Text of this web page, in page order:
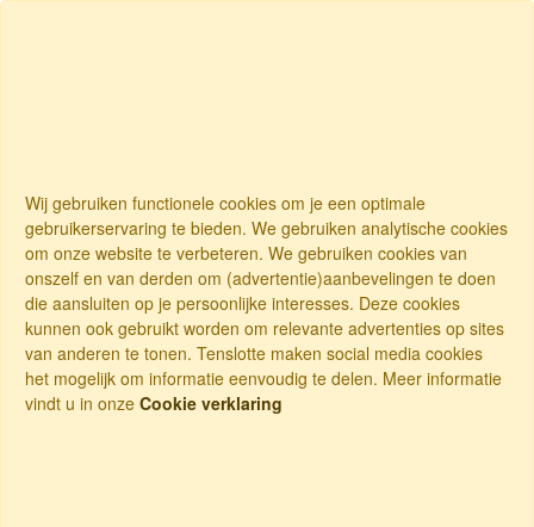
Wij gebruiken functionele cookies om je een optimale
gebruikerservaring te bieden. We gebruiken analytische cookies
om onze website te verbeteren. We gebruiken cookies van
onszelf en van derden om (advertentie)aanbevelingen te doen
die aansluiten op je persoonlijke interesses. Deze cookies
kunnen ook gebruikt worden om relevante advertenties op sites
van anderen te tonen. Tenslotte maken social media cookies
het mogelijk om informatie eenvoudig te delen. Meer informatie
vindt u in onze Cookie verklaring